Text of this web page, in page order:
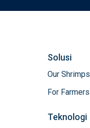
Solusi
Our Shrimps
For Farmers
Teknologi